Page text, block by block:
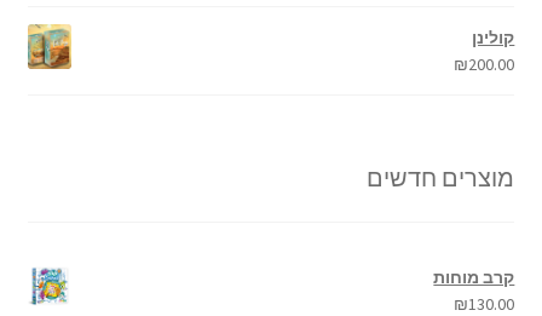
קולינן
₪200.00
מוצרים חדשים
קרב מוחות
₪130.00